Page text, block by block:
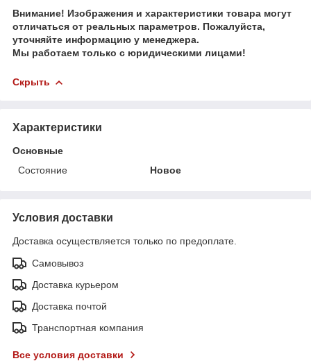
Внимание! Изображения и характеристики товара могут
отличаться от реальных параметров. Пожалуйста,
уточняйте информацию у менеджера.
Мы работаем только с юридическими лицами!
Скрыть
Характеристики
Основные
Состояние
Новое
Условия доставки
Доставка осуществляется только по предоплате.
Самовывоз
Доставка курьером
Доставка почтой
Транспортная компания
Все условия доставки